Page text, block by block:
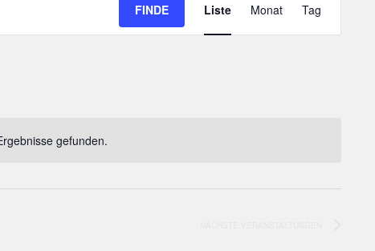
gefunden.
FINDE
Ansichten-
Liste Monat Tag